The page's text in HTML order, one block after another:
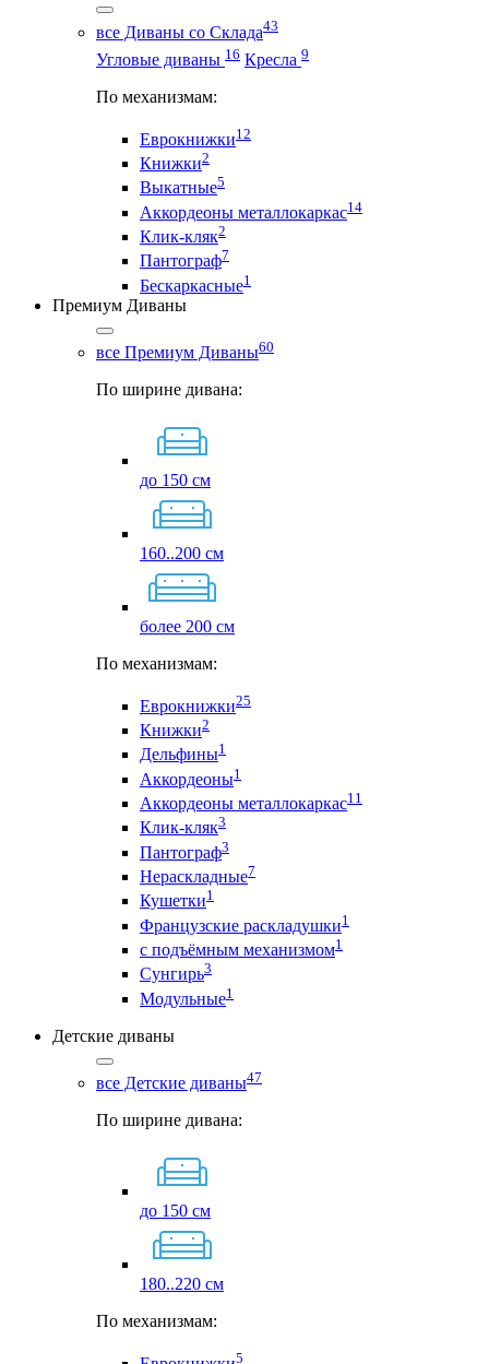
все Диваны со Склада43
Угловые диваны 16 Кресла 9
По механизмам:
Еврокнижки12
Книжки2
Выкатные5
Аккордеоны металлокаркас14
Клик-кляк2
Пантограф7
Бескаркасные1
Премиум Диваны
все Премиум Диваны60
По ширине дивана:
до 150 см
160..200 см
более 200 см
По механизмам:
Еврокнижки25
Книжки2
Дельфины1
Аккордеоны1
Аккордеоны металлокаркас11
Клик-кляк3
Пантограф3
Нераскладные7
Кушетки1
Французские раскладушки1
с подъёмным механизмом1
Сунгирь3
Модульные1
Детские диваны
все Детские диваны47
По ширине дивана:
до 150 см
180..220 см
По механизмам:
5